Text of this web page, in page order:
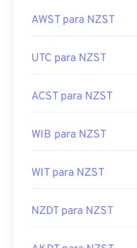
AWST para NZST
UTC para NZST
ACST para NZST
WIB para NZST
WIT para NZST
NZDT para NZST